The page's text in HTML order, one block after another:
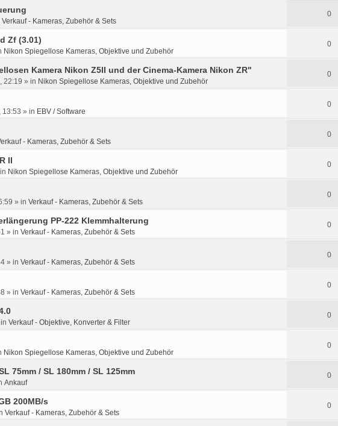
Verkauf - Kameras, Zubehör & Sets
0
Zf (3.01)
Nikon Spiegellose Kameras, Objektive und Zubehör
0
Kamera Nikon Z5II und der Cinema-Kamera Nikon ZR"
22:19 » in Nikon Spiegellose Kameras, Objektive und Zubehör
0
13:53 » in EBV / Software
0
- Kameras, Zubehör & Sets
0
II
Nikon Spiegellose Kameras, Objektive und Zubehör
0
» in Verkauf - Kameras, Zubehör & Sets
0
PP-222 Klemmhalterung
» in Verkauf - Kameras, Zubehör & Sets
0
» in Verkauf - Kameras, Zubehör & Sets
0
» in Verkauf - Kameras, Zubehör & Sets
0
Verkauf - Objektive, Konverter & Filter
0
Nikon Spiegellose Kameras, Objektive und Zubehör
0
75mm / SL 180mm / SL 125mm
Ankauf
0
200MB/s
Verkauf - Kameras, Zubehör & Sets
0